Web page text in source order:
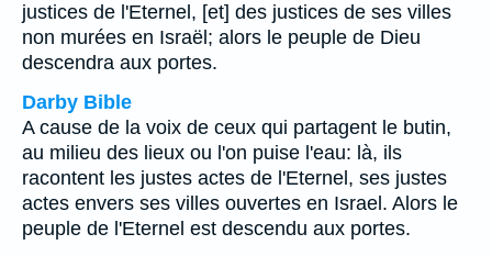
justices de l'Eternel, [et] des justices de ses villes
non murées en Israël; alors le peuple de Dieu
descendra aux portes.
Darby Bible
A cause de la voix de ceux qui partagent le butin,
au milieu des lieux ou l'on puise l'eau: là, ils
racontent les justes actes de l'Eternel, ses justes
actes envers ses villes ouvertes en Israel. Alors le
peuple de l'Eternel est descendu aux portes.